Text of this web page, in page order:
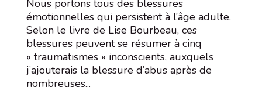
Nous portons tous des blessures
émotionnelles qui persistent à l’âge adulte.
Selon le livre de Lise Bourbeau, ces
blessures peuvent se résumer à cinq
« traumatismes » inconscients, auxquels
j’ajouterais la blessure d’abus après de
nombreuses...